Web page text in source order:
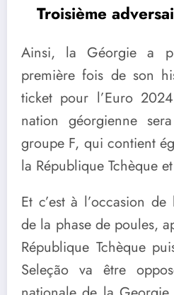
Troisième
Ainsi, la Géorgie a
première fois de son
ticket pour l’Euro
nation géorgienne
groupe F, qui contient
la République Tchèque
Et c’est à l’occasion
de la phase de poules,
République Tchèque
Seleção va être